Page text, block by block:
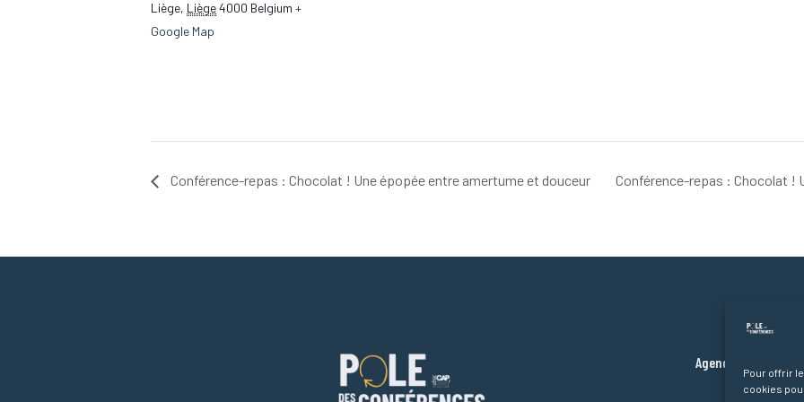
Pour offrir
cookies
Liège, Liège4000 Belgium +
Google Map
Conférence-repas : Chocolat ! Une épopée entre amertume et douceur Conférence-repas : Chocolat !
Agenda des